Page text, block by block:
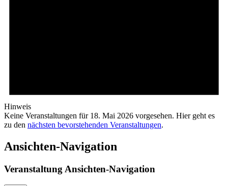
Hinweis
Keine Veranstaltungen für 18. Mai 2026 vorgesehen. Hier geht es
zu den nächsten bevorstehenden Veranstaltungen.
Ansichten-Navigation
Veranstaltung Ansichten-Navigation